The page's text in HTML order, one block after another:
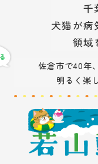
千
犬猫が病
領域
佐倉市で40年
明るく楽